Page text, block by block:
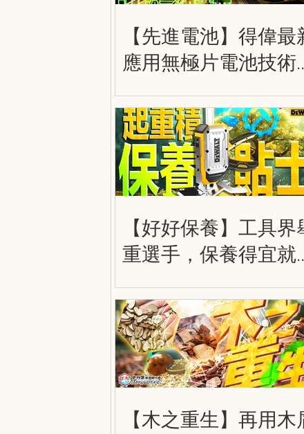
【先進電池】得偉最
應用無極片電池技術
大容量，更輕巧，更
勁！得偉 20V 8.0Ah
極電池 DEWALT
POWERPACK
【好好保養】工具界
重選手，保養得宜就
走得更遠！得偉大力
奇積 DWHT83550
【木之重生】再用木